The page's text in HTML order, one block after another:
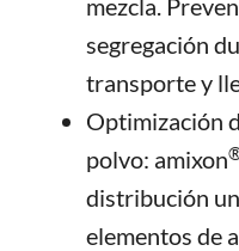
mezcla.
segregación
transporte y
Optimización
polvo: amixon
distribución
elementos de